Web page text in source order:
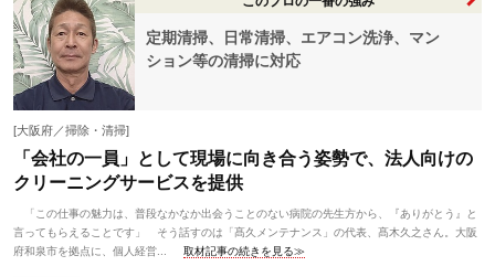
定期清掃、日常清掃、エアコン洗浄、マン
ション等の清掃に対応
[大阪府／掃除・清掃]
「会社の一員」として現場に向き合う姿勢で、法人向けの
クリーニングサービスを提供
「この仕事の魅力は、普段なかなか出会うことのない病院の先生方から、『ありがとう』と
言ってもらえることです」 そう話すのは「髙久メンテナンス」の代表、髙木久之さん。大阪
府和泉市を拠点に、個人経営...
取材記事の続きを見る≫